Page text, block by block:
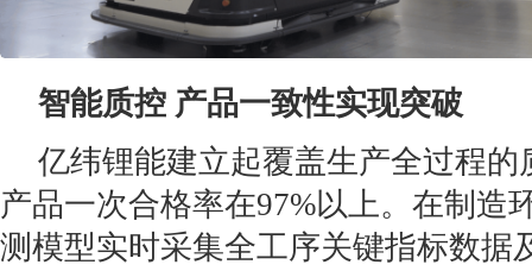
智能质控 产品一致性实现突破
亿纬锂能建立起覆盖生产全过程
产品一次合格率在97%以上。在制造
测模型实时采集全工序关键指标数据